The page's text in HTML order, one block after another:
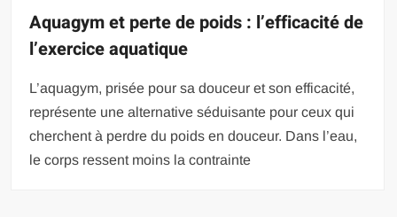
Aquagym et perte de poids : l’efficacité de
l’exercice aquatique
L’aquagym, prisée pour sa douceur et son efficacité,
représente une alternative séduisante pour ceux qui
cherchent à perdre du poids en douceur. Dans l’eau,
le corps ressent moins la contrainte